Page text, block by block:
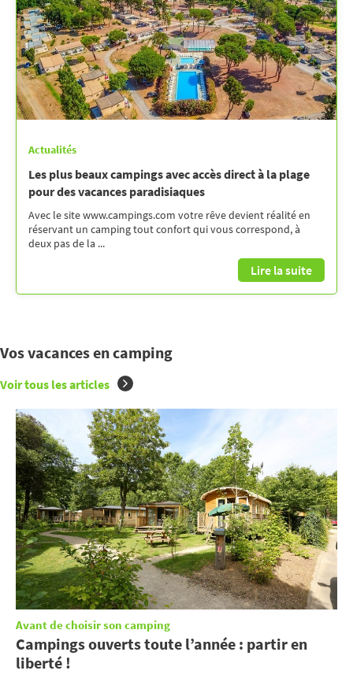
Actualités
Les plus beaux campings avec accès direct à la plage
pour des vacances paradisiaques
Avec le site www.campings.com votre rêve devient réalité en
réservant un camping tout confort qui vous correspond, à
deux pas de la ...
Lire la suite
Vos vacances en camping
Voir tous les articles
Avant de choisir son camping
Campings ouverts toute l’année : partir en
liberté !